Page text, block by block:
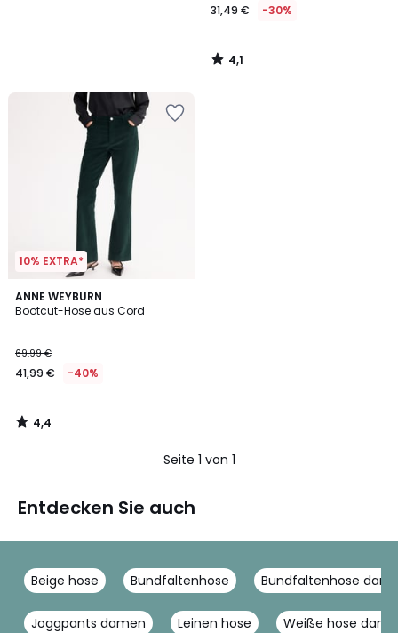
31,49 € -30%
4,1
/
10% EXTRA*
ANNE WEYBURN
Bootcut-Hose aus Cord
69,99 €
41,99 € -40%
4,4
/ 5
4,4
/
Seite 1 von 1
Entdecken Sie auch
Beige hose Bundfaltenhose Bundfaltenhose
Joggpants damen Leinen hose Weiße hose